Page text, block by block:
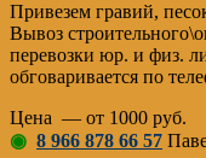
Привезем гравий,
Вывоз
перевозки юр. и физ.
обговаривается по
Цена — от 1000 руб.
◉ 8 966 878 66 57